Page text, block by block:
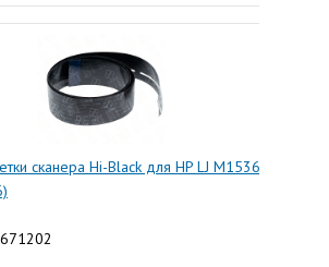
сканера Hi-Black для HP LJ М1536,